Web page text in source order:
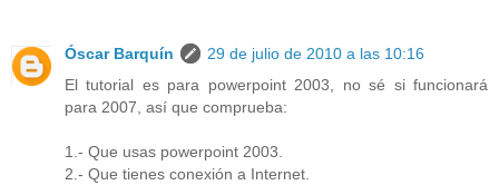
Óscar Barquín
29 de julio de 2010 a las 10:16
El tutorial es para powerpoint 2003, no sé si funcionará
para 2007, así que comprueba:
1.- Que usas powerpoint 2003.
2.- Que tienes conexión a Internet.